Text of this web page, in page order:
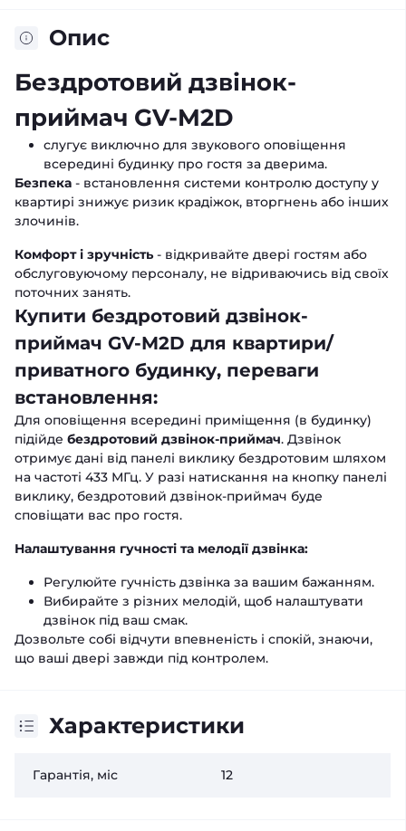
Опис
Бездротовий дзвінок-
приймач GV-M2D
слугує виключно для звукового оповіщення
всередині будинку про гостя за дверима.
Безпека - встановлення системи контролю доступу у
квартирі знижує ризик крадіжок, вторгнень або інших
злочинів.
Комфорт і зручність- відкривайте двері гостям або
обслуговуючому персоналу, не відриваючись від своїх
поточних занять.
Купити бездротовий дзвінок-
приймач GV-M2D для квартири/
приватного будинку, переваги
встановлення:
Для оповіщення всередині приміщення (в будинку)
підійде бездротовий дзвінок-приймач. Дзвінок
отримує дані від панелі виклику бездротовим шляхом
на частоті 433 МГц. У разі натискання на кнопку панелі
виклику, бездротовий дзвінок-приймач буде
сповіщати вас про гостя.
Налаштування гучності та мелодії дзвінка:
Регулюйте гучність дзвінка за вашим бажанням.
Вибирайте з різних мелодій, щоб налаштувати
дзвінок під ваш смак.
Дозвольте собі відчути впевненість і спокій, знаючи,
що ваші двері завжди під контролем.
Характеристики
Гарантія, міс 12